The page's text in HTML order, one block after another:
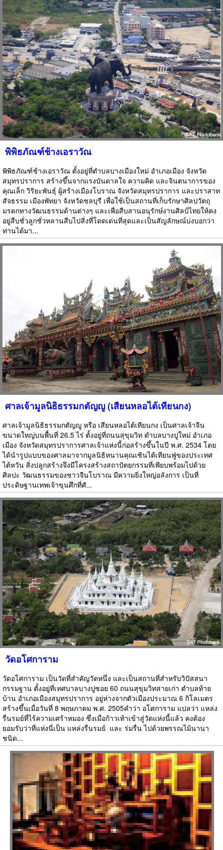
พิพิธภัณฑ์ช้างเอราวัณ
พิพิธภัณฑ์ช้างเอราวัณ ตั้งอยู่ที่ตำบลบางเมืองใหม่ อำเภอเมือง จังหวัด
สมุทรปราการ สร้างขึ้นจากแรงบันดาลใจ ความคิด และจินตนาการของ
คุณเล็ก วิริยะพันธุ์ ผู้สร้างเมืองโบราณ จังหวัดสมุทรปราการ และปราสาท
สัจธรรม เมืองพัทยา จังหวัดชลบุรี เพื่อใช้เป็นสถานที่เก็บรักษาศิลปวัตถุ
มรดกทางวัฒนธรรมด้านต่างๆ และเพื่อสืบสานอนุรักษ์งานศิลป์ไทยให้คง
อยู่สืบชั่วลูกชั่วหลานสืบไปสิ่งที่โดดเด่นที่สุดและเป็นสัญลักษณ์บ่งบอกว่า
ท่านได้มา...
ศาลเจ้ามูลนิธิธรรมกตัญญู (เสียนหลอไต้เทียนกง)
ศาลเจ้ามูลนิธิธรรมกตัญญู หรือ เสียนหลอไต้เทียนกง เป็นศาลเจ้าจีน
ขนาดใหญ่บนพื้นที่ 26.5 ไร่ ตั้งอยู่ที่ถนนสุขุมวิท ตำบลบางปูใหม่ อำเภอ
เมือง จังหวัดสมุทรปราการศาลเจ้าแห่งนี้ก่อสร้างขึ้นในปี พ.ศ. 2534 โดย
ได้นำรูปแบบของศาลมาจากมูลนิธิหนานคุณเซินไต้เทียนฟู่ของประเทศ
ไต้หวัน สิ่งปลูกสร้างจึงมีโครงสร้างสถาปัตยกรรมที่เพียบพร้อมไปด้วย
ศิลปะ วัฒนธรรมของชาวจีนโบราณ มีความยิ่งใหญ่อลังการ เป็นที่
ประดิษฐานเทพเจ้าขุนศึกที่ศั...
วัดอโศการาม
วัดอโศการาม เป็นวัดที่สำคัญวัดหนึ่ง และเป็นสถานที่สำหรับวิปัสสนา
กรรมฐาน ตั้งอยู่ที่เทศบาลบางปูซอย 60 ถนนสุขุมวิทสายเก่า ตำบลท้าย
บ้าน อำเภอเมืองสมุทรปราการ อยู่ห่างจากตัวเมืองประมาณ 6 กิโลเมตร
สร้างขึ้นเมื่อวันที่ 8 พฤษภาคม พ.ศ. 2505คำว่า อโศการาม แปลว่า แหล่ง
รื่นรมย์ที่ไร้ความเศร้าหมอง ซึ่งเมื่อก้าวเท้าเข้าสู่วัดแห่งนี้แล้ว คงต้อง
ยอมรับว่าที่แห่งนี่เป็น แหล่งรื่นรมย์  และ ร่มรื่น ไปด้วยพรรณไม้นานา
ชนิด...